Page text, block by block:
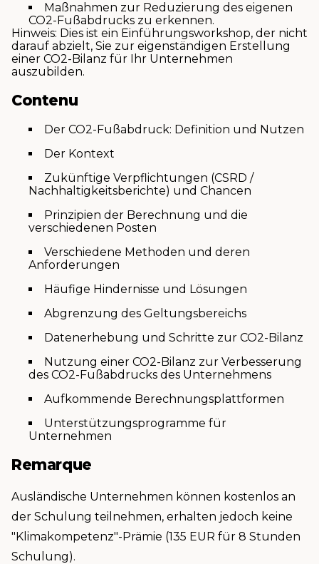
Maßnahmen zur Reduzierung des eigenen
CO2-Fußabdrucks zu erkennen.
Hinweis: Dies ist ein Einführungsworkshop, der nicht
darauf abzielt, Sie zur eigenständigen Erstellung
einer CO2-Bilanz für Ihr Unternehmen
auszubilden.
Contenu
Der CO2-Fußabdruck: Definition und Nutzen
Der Kontext
Zukünftige Verpflichtungen (CSRD /
Nachhaltigkeitsberichte) und Chancen
Prinzipien der Berechnung und die
verschiedenen Posten
Verschiedene Methoden und deren
Anforderungen
Häufige Hindernisse und Lösungen
Abgrenzung des Geltungsbereichs
Datenerhebung und Schritte zur CO2-Bilanz
Nutzung einer CO2-Bilanz zur Verbesserung
des CO2-Fußabdrucks des Unternehmens
Aufkommende Berechnungsplattformen
Unterstützungsprogramme für
Unternehmen
Remarque
Ausländische Unternehmen können kostenlos an
der Schulung teilnehmen, erhalten jedoch keine
"Klimakompetenz"-Prämie (135 EUR für 8 Stunden
Schulung).